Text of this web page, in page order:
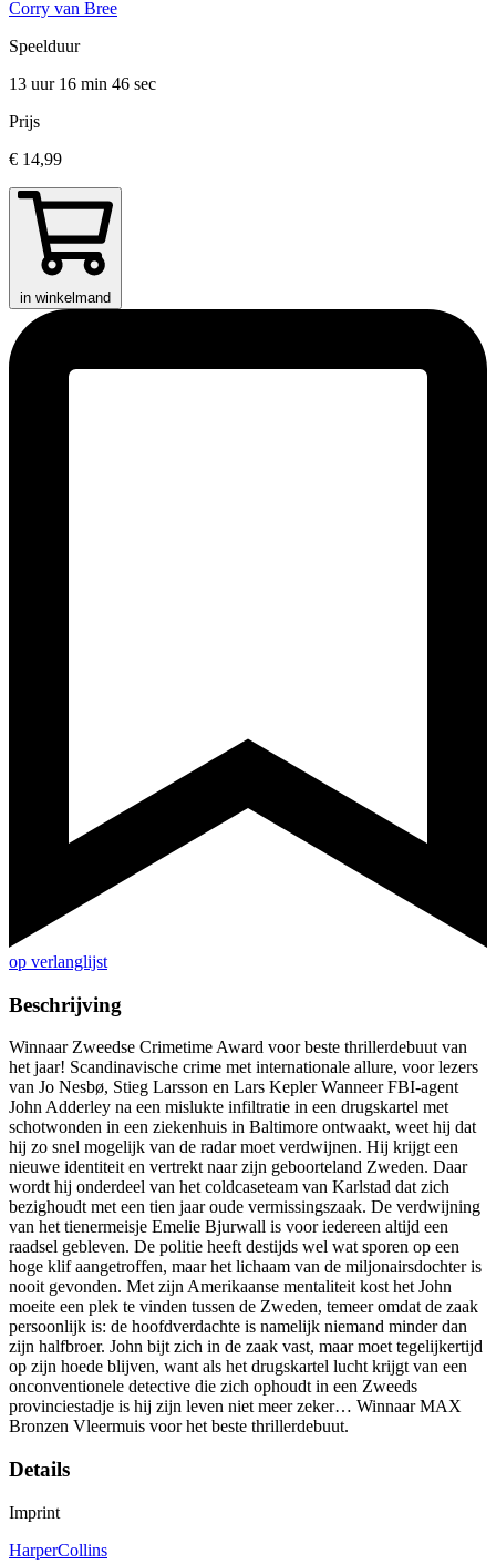
Corry van Bree
Speelduur
13 uur 16 min 46 sec
Prijs
€ 14,99
in winkelmand
op verlanglijst
Beschrijving
Winnaar Zweedse Crimetime Award voor beste thrillerdebuut van
het jaar! Scandinavische crime met internationale allure, voor lezers
van Jo Nesbø, Stieg Larsson en Lars Kepler Wanneer FBI-agent
John Adderley na een mislukte infiltratie in een drugskartel met
schotwonden in een ziekenhuis in Baltimore ontwaakt, weet hij dat
hij zo snel mogelijk van de radar moet verdwijnen. Hij krijgt een
nieuwe identiteit en vertrekt naar zijn geboorteland Zweden. Daar
wordt hij onderdeel van het coldcaseteam van Karlstad dat zich
bezighoudt met een tien jaar oude vermissingszaak. De verdwijning
van het tienermeisje Emelie Bjurwall is voor iedereen altijd een
raadsel gebleven. De politie heeft destijds wel wat sporen op een
hoge klif aangetroffen, maar het lichaam van de miljonairsdochter is
nooit gevonden. Met zijn Amerikaanse mentaliteit kost het John
moeite een plek te vinden tussen de Zweden, temeer omdat de zaak
persoonlijk is: de hoofdverdachte is namelijk niemand minder dan
zijn halfbroer. John bijt zich in de zaak vast, maar moet tegelijkertijd
op zijn hoede blijven, want als het drugskartel lucht krijgt van een
onconventionele detective die zich ophoudt in een Zweeds
provinciestadje is hij zijn leven niet meer zeker… Winnaar MAX
Bronzen Vleermuis voor het beste thrillerdebuut.
Details
Imprint
HarperCollins